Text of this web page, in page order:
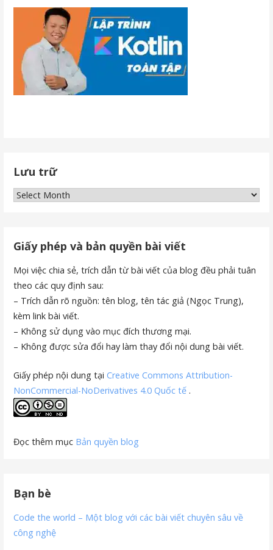
Lưu trữ
Lưu
Giấy phép và bản quyền bài viết
Mọi việc chia sẻ, trích dẫn từ bài viết của blog đều phải tuân
theo các quy định sau:
– Trích dẫn rõ nguồn: tên blog, tên tác giả (Ngọc Trung),
kèm link bài viết.
– Không sử dụng vào mục đích thương mại.
– Không được sửa đổi hay làm thay đổi nội dung bài viết.
Giấy phép nội dung tạiCreative Commons Attribution-
NonCommercial-NoDerivatives 4.0 Quốc tế .
Đọc thêm mục Bản quyền blog
Bạn bè
Code the world – Một blog với các bài viết chuyên sâu về
công nghệ